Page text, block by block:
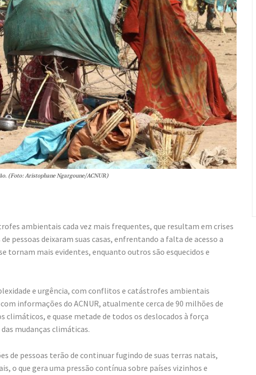
(Foto: Aristophane Ngargoune/ACNUR)
ambientais cada vez mais frequentes, que resultam em crises
pessoas deixaram suas casas, enfrentando a falta de acesso a
tornam mais evidentes, enquanto outros são esquecidos e
e urgência, com conflitos e catástrofes ambientais
informações do ACNUR, atualmente cerca de 90 milhões de
climáticos, e quase metade de todos os deslocados à força
mudanças climáticas.
de pessoas terão de continuar fugindo de suas terras natais,
o que gera uma pressão contínua sobre países vizinhos e